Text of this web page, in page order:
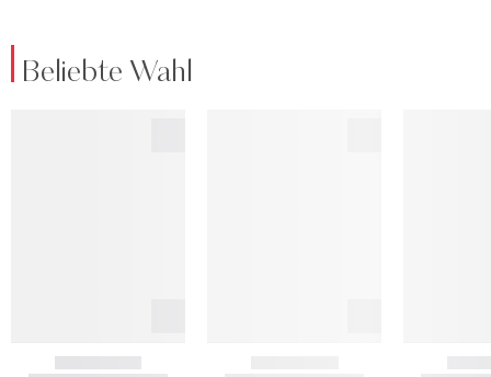
Beliebte Wahl